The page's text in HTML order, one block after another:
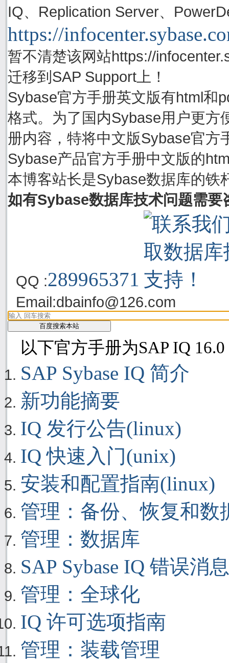
IQ、Replication Server、
https://
暂不清楚该网站https://
迁移到SAP Support上！
Sybase官方手册英文版有html和
格式。为了国内Sybase用户更方
册内容，特将中文版Sybase官方
Sybase产品官方手册中文版的
本博客站长是Sybase数据库的铁
如有Sybase数据库技术问题需要
QQ :289965371
Email:dbainfo@126.com
以下官方手册为SAP IQ
SAP Sybase IQ 简介
新功能摘要
IQ 发行公告(linux)
IQ 快速入门(unix)
安装和配置指南(linux)
管理：备份、恢复和数
管理：数据库
SAP Sybase IQ 错误消息
管理：全球化
IQ 许可选项指南
管理：装载管理